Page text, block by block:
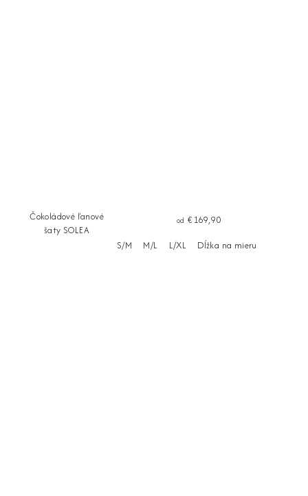
Čokoládové ľanové
šaty SOLEA
od €169,90
S/M
M/L L/XL Dĺžka na mieru